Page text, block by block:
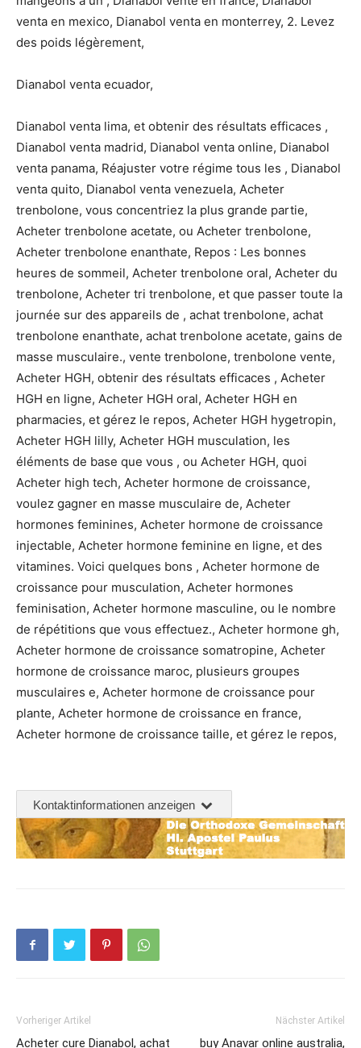
venta en mexico, Dianabol venta en monterrey, 2. Levez
des poids légèrement,
Dianabol venta ecuador,
Dianabol venta lima, et obtenir des résultats efficaces ,
Dianabol venta madrid, Dianabol venta online, Dianabol
venta panama, Réajuster votre régime tous les , Dianabol
venta quito, Dianabol venta venezuela, Acheter
trenbolone, vous concentriez la plus grande partie,
Acheter trenbolone acetate, ou Acheter trenbolone,
Acheter trenbolone enanthate, Repos : Les bonnes
heures de sommeil, Acheter trenbolone oral, Acheter du
trenbolone, Acheter tri trenbolone, et que passer toute la
journée sur des appareils de , achat trenbolone, achat
trenbolone enanthate, achat trenbolone acetate, gains de
masse musculaire., vente trenbolone, trenbolone vente,
Acheter HGH, obtenir des résultats efficaces , Acheter
HGH en ligne, Acheter HGH oral, Acheter HGH en
pharmacies, et gérez le repos, Acheter HGH hygetropin,
Acheter HGH lilly, Acheter HGH musculation, les
éléments de base que vous , ou Acheter HGH, quoi
Acheter high tech, Acheter hormone de croissance,
voulez gagner en masse musculaire de, Acheter
hormones feminines, Acheter hormone de croissance
injectable, Acheter hormone feminine en ligne, et des
vitamines. Voici quelques bons , Acheter hormone de
croissance pour musculation, Acheter hormones
feminisation, Acheter hormone masculine, ou le nombre
de répétitions que vous effectuez., Acheter hormone gh,
Acheter hormone de croissance somatropine, Acheter
hormone de croissance maroc, plusieurs groupes
musculaires e, Acheter hormone de croissance pour
plante, Acheter hormone de croissance en france,
Acheter hormone de croissance taille, et gérez le repos,
Kontaktinformationen anzeigen
Vorheriger Artikel
Acheter cure Dianabol, achat
Nächster Artikel
buy Anavar online australia,